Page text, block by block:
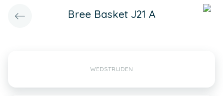
Bree Basket J21 A
WEDSTRIJDEN